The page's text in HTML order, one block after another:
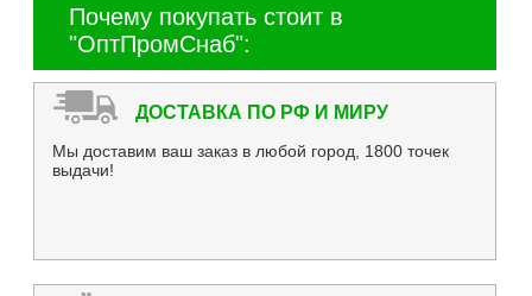
Почему покупать стоит в
"ОптПромСнаб":
ДОСТАВКА ПО РФ И МИРУ
Мы доставим ваш заказ в любой город, 1800 точек
выдачи!